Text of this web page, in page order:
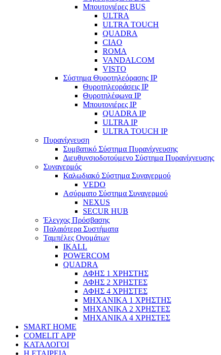
Μπουτονιέρες BUS
ULTRA
ULTRA TOUCH
QUADRA
CIAO
ROMA
VANDALCOM
VISTO
Σύστημα Θυροτηλεόρασης IP
Θυροτηλεοράσεις IP
Θυροτηλέφωνα IP
Μπουτονιέρες IP
QUADRA IP
ULTRA IP
ULTRA TOUCH IP
Πυρανίχνευση
Συμβατικό Σύστημα Πυρανίχνευσης
Διευθυνσιοδοτούμενο Σύστημα Πυρανίχνευσης
Συναγερμός
Καλωδιακό Σύστημα Συναγερμού
VEDO
Ασύρματο Σύστημα Συναγερμού
NEXUS
SECUR HUB
Έλεγχος Πρόσβασης
Παλαιότερα Συστήματα
Ταμπέλες Ονομάτων
IKALL
POWERCOM
QUADRA
ΑΦΗΣ 1 ΧΡΗΣΤΗΣ
ΑΦΗΣ 2 ΧΡΗΣΤΕΣ
ΑΦΗΣ 4 ΧΡΗΣΤΕΣ
ΜΗΧΑΝΙΚΑ 1 ΧΡΗΣΤΗΣ
ΜΗΧΑΝΙΚΑ 2 ΧΡΗΣΤΕΣ
ΜΗΧΑΝΙΚΑ 4 ΧΡΗΣΤΕΣ
SMART HOME
COMELIT APP
ΚΑΤΑΛΟΓΟΙ
Η ΕΤΑΙΡΕΙΑ